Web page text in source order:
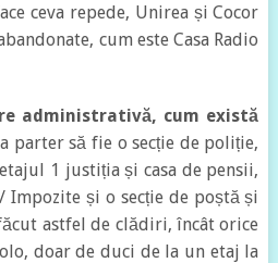
ceva repede, Unirea și Cocor
cum este Casa Radio
administrativă, cum există
parter să fie o secție de poliție,
1 justiția și casa de pensii,
Impozite și o secție de poștă și
astfel de clădiri, încât orice
doar de duci de la un etaj la